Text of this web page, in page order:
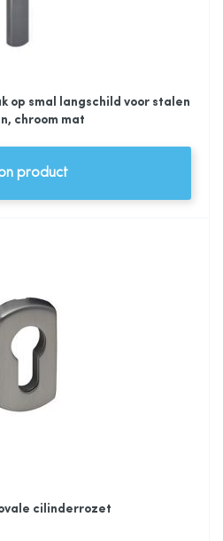
op smal langschild voor stalen
chroom mat
product
ovale cilinderrozet